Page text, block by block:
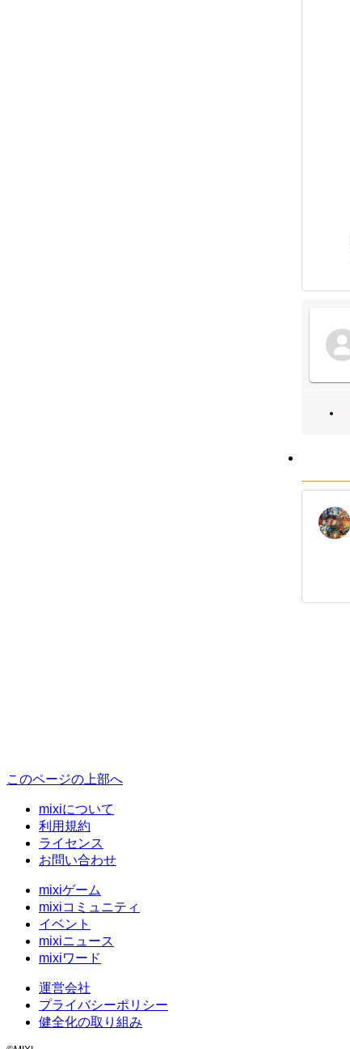
このページの上部へ
mixiについて
利用規約
ライセンス
お問い合わせ
mixiゲーム
mixiコミュニティ
イベント
mixiニュース
mixiワード
運営会社
プライバシーポリシー
健全化の取り組み